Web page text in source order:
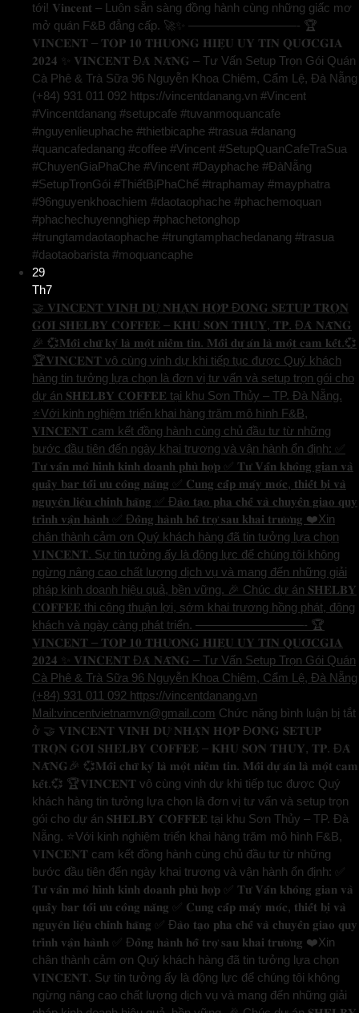
tới! 𝐕𝐢𝐧𝐜𝐞𝐧𝐭 – Luôn sẵn sàng đồng hành cùng những giấc mơ
mở quán F&B đẳng cấp. 🚀✨ —————————- 🏆
𝐕𝐈𝐍𝐂𝐄𝐍𝐓 – 𝐓𝐎𝐏 𝟏𝟎 𝐓𝐇𝐔̛𝐎̛𝐍𝐆 𝐇𝐈𝐄̣̂𝐔 𝐔𝐘 𝐓𝐈́𝐍 𝐐𝐔𝐎̂́𝐂𝐆𝐈𝐀
𝟐𝟎𝟐𝟒 ✨ 𝐕𝐈𝐍𝐂𝐄𝐍𝐓 Đ𝐀̀ 𝐍𝐀̆̃𝐍𝐆 – Tư Vấn Setup Trọn Gói Quán
Cà Phê & Trà Sữa 96 Nguyễn Khoa Chiêm, Cẩm Lệ, Đà Nẵng
(+84) 931 011 092 https://vincentdanang.vn #Vincent
#Vincentdanang #setupcafe #tuvanmoquancafe
#nguyenlieuphache #thietbicaphe #trasua #danang
#quancafedanang #coffee #Vincent #SetupQuanCafeTraSua
#ChuyenGiaPhaChe #Vincent #Dayphache #ĐàNẵng
#SetupTrọnGói #ThiếtBịPhaChế #traphamay #mayphatra
#96nguyenkhoachiem #daotaophache #phachemoquan
#phachechuyennghiep #phachetonghop
#trungtamdaotaophache #trungtamphachedanang #trasua
#daotaobarista #moquancaphe
29
Th7
🤝 𝐕𝐈𝐍𝐂𝐄𝐍𝐓 𝐕𝐈𝐍𝐇 𝐃𝐔̛̣ 𝐍𝐇𝐀̣̂𝐍 𝐇𝐎̛̣𝐏 Đ𝐎̂̀𝐍𝐆 𝐒𝐄𝐓𝐔𝐏 𝐓𝐑𝐎̣𝐍
𝐆𝐎́𝐈 𝐒𝐇𝐄𝐋𝐁𝐘 𝐂𝐎𝐅𝐅𝐄𝐄 – 𝐊𝐇𝐔 𝐒𝐎̛𝐍 𝐓𝐇𝐔̉𝐘, 𝐓𝐏. Đ𝐀̀ 𝐍𝐀̆̃𝐍𝐆
🎉 💞𝐌𝐨̂̃𝐢 𝐜𝐡𝐮̛̃ 𝐤𝐲́ 𝐥𝐚̀ 𝐦𝐨̣̂𝐭 𝐧𝐢𝐞̂̀𝐦 𝐭𝐢𝐧. 𝐌𝐨̂̃𝐢 𝐝𝐮̛̣ 𝐚́𝐧 𝐥𝐚̀ 𝐦𝐨̣̂𝐭 𝐜𝐚𝐦 𝐤𝐞̂́𝐭.💞
🏆𝐕𝐈𝐍𝐂𝐄𝐍𝐓 vô cùng vinh dự khi tiếp tục được Quý khách
hàng tin tưởng lựa chọn là đơn vị tư vấn và setup trọn gói cho
dự án 𝐒𝐇𝐄𝐋𝐁𝐘 𝐂𝐎𝐅𝐅𝐄𝐄 tại khu Sơn Thủy – TP. Đà Nẵng.
⭐️Với kinh nghiệm triển khai hàng trăm mô hình F&B,
𝐕𝐈𝐍𝐂𝐄𝐍𝐓 cam kết đồng hành cùng chủ đầu tư từ những
bước đầu tiên đến ngày khai trương và vận hành ổn định: ✅
𝐓𝐮̛ 𝐯𝐚̂́𝐧 𝐦𝐨̂ 𝐡𝐢̀𝐧𝐡 𝐤𝐢𝐧𝐡 𝐝𝐨𝐚𝐧𝐡 𝐩𝐡𝐮̀ 𝐡𝐨̛̣𝐩 ✅ 𝐓𝐮̛ 𝐕𝐚̂́𝐧 𝐤𝐡𝐨̂𝐧𝐠 𝐠𝐢𝐚𝐧 𝐯𝐚̀
𝐪𝐮𝐚̂̀𝐲 𝐛𝐚𝐫 𝐭𝐨̂́𝐢 𝐮̛𝐮 𝐜𝐨̂𝐧𝐠 𝐧𝐚̆𝐧𝐠 ✅ 𝐂𝐮𝐧𝐠 𝐜𝐚̂́𝐩 𝐦𝐚́𝐲 𝐦𝐨́𝐜, 𝐭𝐡𝐢𝐞̂́𝐭 𝐛𝐢̣ 𝐯𝐚̀
𝐧𝐠𝐮𝐲𝐞̂𝐧 𝐥𝐢𝐞̣̂𝐮 𝐜𝐡𝐢́𝐧𝐡 𝐡𝐚̃𝐧𝐠 ✅ Đ𝐚̀𝐨 𝐭𝐚̣𝐨 𝐩𝐡𝐚 𝐜𝐡𝐞̂́ 𝐯𝐚̀ 𝐜𝐡𝐮𝐲𝐞̂̉𝐧 𝐠𝐢𝐚𝐨 𝐪𝐮𝐲
𝐭𝐫𝐢̀𝐧𝐡 𝐯𝐚̣̂𝐧 𝐡𝐚̀𝐧𝐡 ✅ Đ𝐨̂̀𝐧𝐠 𝐡𝐚̀𝐧𝐡 𝐡𝐨̂̃ 𝐭𝐫𝐨̛̣ 𝐬𝐚𝐮 𝐤𝐡𝐚𝐢 𝐭𝐫𝐮̛𝐨̛𝐧𝐠 ❤️Xin
chân thành cảm ơn Quý khách hàng đã tin tưởng lựa chọn
𝐕𝐈𝐍𝐂𝐄𝐍𝐓. Sự tin tưởng ấy là động lực để chúng tôi không
ngừng nâng cao chất lượng dịch vụ và mang đến những giải
pháp kinh doanh hiệu quả, bền vững. 🎉 Chúc dự án 𝐒𝐇𝐄𝐋𝐁𝐘
𝐂𝐎𝐅𝐅𝐄𝐄 thi công thuận lợi, sớm khai trương hồng phát, đông
khách và ngày càng phát triển. —————————- 🏆
𝐕𝐈𝐍𝐂𝐄𝐍𝐓 – 𝐓𝐎𝐏 𝟏𝟎 𝐓𝐇𝐔̛𝐎̛𝐍𝐆 𝐇𝐈𝐄̣̂𝐔 𝐔𝐘 𝐓𝐈́𝐍 𝐐𝐔𝐎̂́𝐂𝐆𝐈𝐀
𝟐𝟎𝟐𝟒 ✨ 𝐕𝐈𝐍𝐂𝐄𝐍𝐓 Đ𝐀̀ 𝐍𝐀̆̃𝐍𝐆 – Tư Vấn Setup Trọn Gói Quán
Cà Phê & Trà Sữa 96 Nguyễn Khoa Chiêm, Cẩm Lệ, Đà Nẵng
(+84) 931 011 092 https://vincentdanang.vn
Mail:vincentvietnamvn@gmail.com Chức năng bình luận bị tắt
ở 🤝 𝐕𝐈𝐍𝐂𝐄𝐍𝐓 𝐕𝐈𝐍𝐇 𝐃𝐔̛̣ 𝐍𝐇𝐀̣̂𝐍 𝐇𝐎̛̣𝐏 Đ𝐎̂̀𝐍𝐆 𝐒𝐄𝐓𝐔𝐏
𝐓𝐑𝐎̣𝐍 𝐆𝐎́𝐈 𝐒𝐇𝐄𝐋𝐁𝐘 𝐂𝐎𝐅𝐅𝐄𝐄 – 𝐊𝐇𝐔 𝐒𝐎̛𝐍 𝐓𝐇𝐔̉𝐘, 𝐓𝐏. Đ𝐀̀
𝐍𝐀̆̃𝐍𝐆🎉 💞𝐌𝐨̂̃𝐢 𝐜𝐡𝐮̛̃ 𝐤𝐲́ 𝐥𝐚̀ 𝐦𝐨̣̂𝐭 𝐧𝐢𝐞̂̀𝐦 𝐭𝐢𝐧. 𝐌𝐨̂̃𝐢 𝐝𝐮̛̣ 𝐚́𝐧 𝐥𝐚̀ 𝐦𝐨̣̂𝐭 𝐜𝐚𝐦
𝐤𝐞̂́𝐭.💞 🏆𝐕𝐈𝐍𝐂𝐄𝐍𝐓 vô cùng vinh dự khi tiếp tục được Quý
khách hàng tin tưởng lựa chọn là đơn vị tư vấn và setup trọn
gói cho dự án 𝐒𝐇𝐄𝐋𝐁𝐘 𝐂𝐎𝐅𝐅𝐄𝐄 tại khu Sơn Thủy – TP. Đà
Nẵng. ⭐️Với kinh nghiệm triển khai hàng trăm mô hình F&B,
𝐕𝐈𝐍𝐂𝐄𝐍𝐓 cam kết đồng hành cùng chủ đầu tư từ những
bước đầu tiên đến ngày khai trương và vận hành ổn định: ✅
𝐓𝐮̛ 𝐯𝐚̂́𝐧 𝐦𝐨̂ 𝐡𝐢̀𝐧𝐡 𝐤𝐢𝐧𝐡 𝐝𝐨𝐚𝐧𝐡 𝐩𝐡𝐮̀ 𝐡𝐨̛̣𝐩 ✅ 𝐓𝐮̛ 𝐕𝐚̂́𝐧 𝐤𝐡𝐨̂𝐧𝐠 𝐠𝐢𝐚𝐧 𝐯𝐚̀
𝐪𝐮𝐚̂̀𝐲 𝐛𝐚𝐫 𝐭𝐨̂́𝐢 𝐮̛𝐮 𝐜𝐨̂𝐧𝐠 𝐧𝐚̆𝐧𝐠 ✅ 𝐂𝐮𝐧𝐠 𝐜𝐚̂́𝐩 𝐦𝐚́𝐲 𝐦𝐨́𝐜, 𝐭𝐡𝐢𝐞̂́𝐭 𝐛𝐢̣ 𝐯𝐚̀
𝐧𝐠𝐮𝐲𝐞̂𝐧 𝐥𝐢𝐞̣̂𝐮 𝐜𝐡𝐢́𝐧𝐡 𝐡𝐚̃𝐧𝐠 ✅ Đ𝐚̀𝐨 𝐭𝐚̣𝐨 𝐩𝐡𝐚 𝐜𝐡𝐞̂́ 𝐯𝐚̀ 𝐜𝐡𝐮𝐲𝐞̂̉𝐧 𝐠𝐢𝐚𝐨 𝐪𝐮𝐲
𝐭𝐫𝐢̀𝐧𝐡 𝐯𝐚̣̂𝐧 𝐡𝐚̀𝐧𝐡 ✅ Đ𝐨̂̀𝐧𝐠 𝐡𝐚̀𝐧𝐡 𝐡𝐨̂̃ 𝐭𝐫𝐨̛̣ 𝐬𝐚𝐮 𝐤𝐡𝐚𝐢 𝐭𝐫𝐮̛𝐨̛𝐧𝐠 ❤️Xin
chân thành cảm ơn Quý khách hàng đã tin tưởng lựa chọn
𝐕𝐈𝐍𝐂𝐄𝐍𝐓. Sự tin tưởng ấy là động lực để chúng tôi không
ngừng nâng cao chất lượng dịch vụ và mang đến những giải